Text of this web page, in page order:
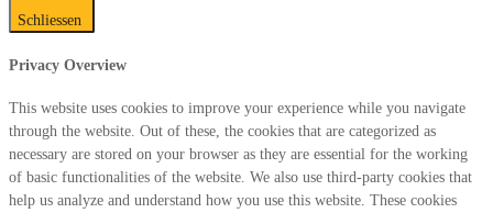
Schliessen
Privacy Overview
This website uses cookies to improve your experience while you navigate
through the website. Out of these, the cookies that are categorized as
necessary are stored on your browser as they are essential for the working
of basic functionalities of the website. We also use third-party cookies that
help us analyze and understand how you use this website. These cookies